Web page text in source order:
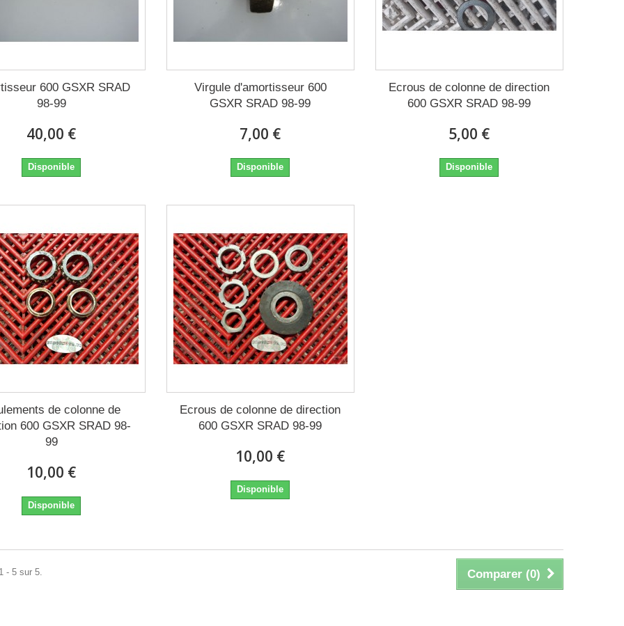
600 GSXR SRAD
98-99
40,00 €
Disponible
Virgule d'amortisseur 600
GSXR SRAD 98-99
7,00 €
Disponible
Ecrous de colonne de direction
600 GSXR SRAD 98-99
5,00 €
Disponible
de colonne de
600 GSXR SRAD 98-
99
10,00 €
Disponible
Ecrous de colonne de direction
600 GSXR SRAD 98-99
10,00 €
Disponible
Comparer (0)
- 5 sur 5.